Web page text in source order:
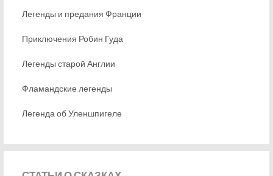
Легенды и предания Франции
Приключения Робин Гуда
Легенды старой Англии
Фламандские легенды
Легенда об Уленшпигеле